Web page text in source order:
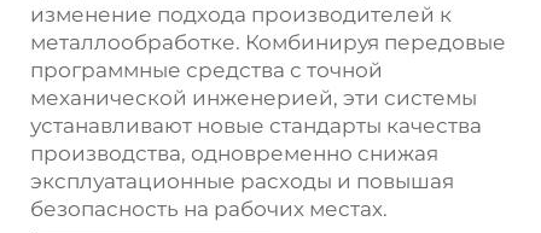
изменение подхода производителей к
металлообработке. Комбинируя передовые
программные средства с точной
механической инженерией, эти системы
устанавливают новые стандарты качества
производства, одновременно снижая
эксплуатационные расходы и повышая
безопасность на рабочих местах.